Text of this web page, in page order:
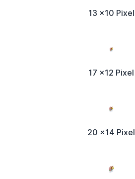
13 x10 Pixel
17 x12 Pixel
20 x14 Pixel